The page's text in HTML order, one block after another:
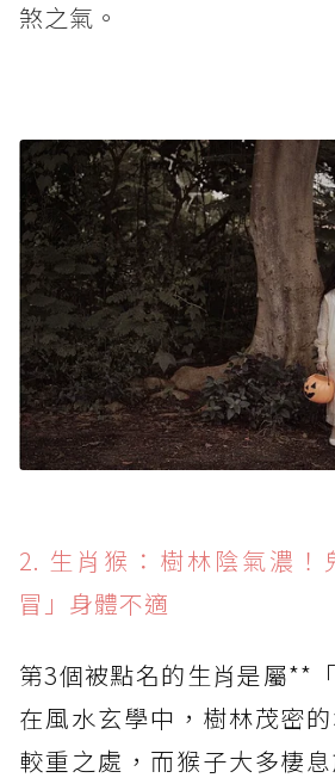
煞之氣。
2. 生肖猴：樹林陰氣濃！
冒」身體不適
第3個被點名的生肖是屬**
在風水玄學中，樹林茂密
較重之處，而猴子大多棲